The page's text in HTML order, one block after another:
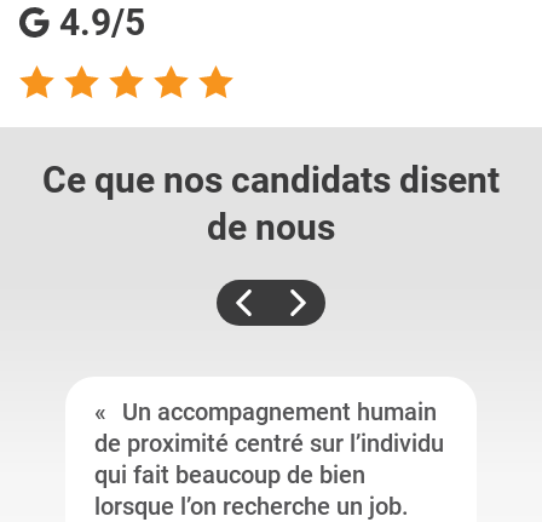
4.9/5
Ce que nos candidats disent
de nous
Un accompagnement humain
de proximité centré sur l’individu
qui fait beaucoup de bien
lorsque l’on recherche un job.